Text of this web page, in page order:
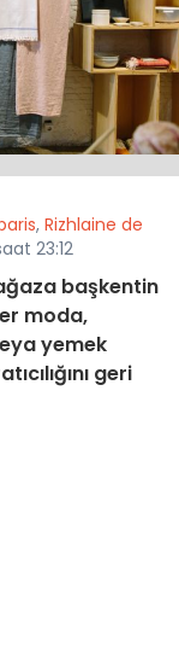
, Rizhlaine de
23:12
başkentin
moda,
yemek
geri